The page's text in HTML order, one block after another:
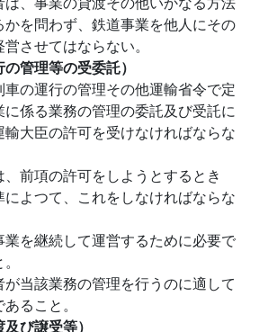
かを問わず、鉄道事業を他人にその
させてはならない。
の管理等の受委託）
車の運行の管理その他運輸省令で定
係る業務の管理の委託及び受託に
大臣の許可を受けなければならな
前項の許可をしようとするとき
によつて、これをしなければならな
業を継続して運営するために必要で
が当該業務の管理を行うのに適して
ること。
及び譲受等）